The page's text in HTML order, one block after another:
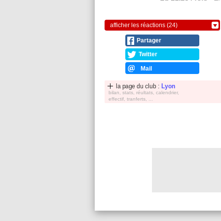
afficher les réactions (24)
Partager
Twitter
Mail
la page du club : Lyon
bilan, stats, réultats, calendrier,
effectif, tranferts, ...